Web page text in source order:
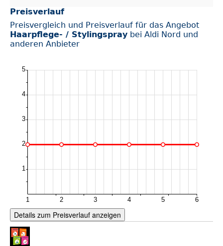
Preisverlauf
Preisvergleich und Preisverlauf für das Angebot
Haarpflege- / Stylingspray bei Aldi Nord und
anderen Anbieter
Details zum Preisverlauf anzeigen